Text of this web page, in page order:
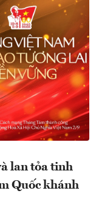
lan tỏa tinh
Quốc khánh